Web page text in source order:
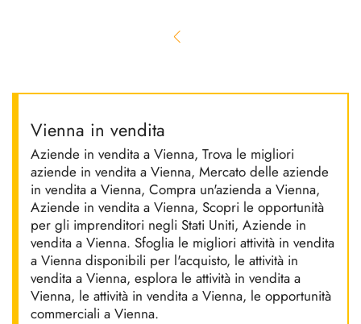
Vienna in vendita
Aziende in vendita a Vienna, Trova le migliori
aziende in vendita a Vienna, Mercato delle aziende
in vendita a Vienna, Compra un'azienda a Vienna,
Aziende in vendita a Vienna, Scopri le opportunità
per gli imprenditori negli Stati Uniti, Aziende in
vendita a Vienna. Sfoglia le migliori attività in vendita
a Vienna disponibili per l'acquisto, le attività in
vendita a Vienna, esplora le attività in vendita a
Vienna, le attività in vendita a Vienna, le opportunità
commerciali a Vienna.